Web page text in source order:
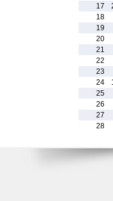
17
18
19
20
21
22
23
24
25
26
27
28